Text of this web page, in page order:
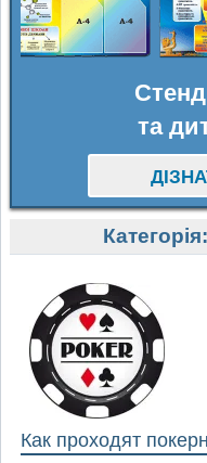
та
Категорія:
Как проходят